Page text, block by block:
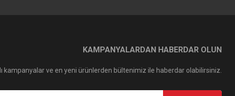
KAMPANYALARDAN HABERDAR OLUN
kampanyalar ve en yeni ürünlerden bültenimiz ile haberdar olabilirsiniz.